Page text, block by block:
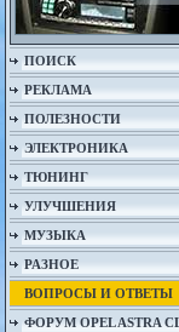
ПОИСК
РЕКЛАМА
ПОЛЕЗНОСТИ
ЭЛЕКТРОНИКА
ТЮНИНГ
УЛУЧШЕНИЯ
МУЗЫКА
РАЗНОЕ
ВОПРОСЫ И ОТВЕТЫ
ФОРУМ OPEL ASTRA